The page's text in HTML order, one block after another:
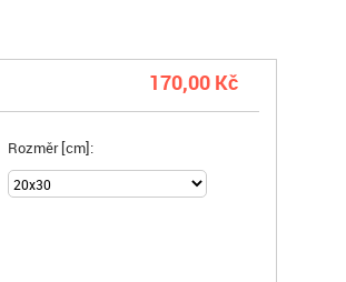
170,00 Kč
Rozměr [cm]: